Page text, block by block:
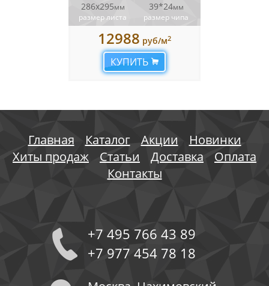
286х295мм
размер листа
39*24мм
размер чипа
12988 руб/м2
КУПИТЬ
Главная Каталог Акции
Новинки
Хиты продаж
Статьи Доставка
Оплата
Контакты
+7 495 766 43 89
+7 977 454 78 18